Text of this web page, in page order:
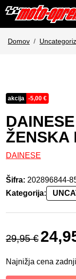
Domov
akcija -5,00 €
ŽENSKA
DAINESE
Šifra: 202896844-
Kategorija:
29,95€
Izvirna
Najnižja cena